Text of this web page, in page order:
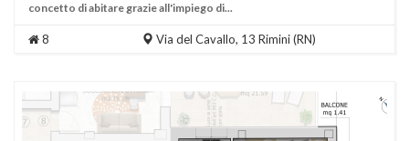
concetto di abitare grazie all'impiego di...
8 Via del Cavallo, 13 Rimini(RN)